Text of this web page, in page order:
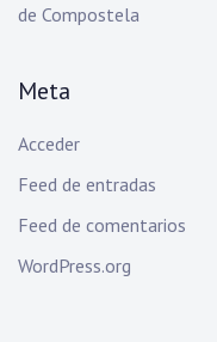
de Compostela
Meta
Acceder
Feed de entradas
Feed de comentarios
WordPress.org